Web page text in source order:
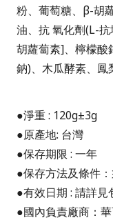
粉、葡萄糖、β-胡
油、抗 氧化劑(L-
胡蘿蔔素]、檸檬酸
鈉)、木瓜酵素、鳳
●淨重: 120g±3g
●原產地: 台灣
●保存期限 : 一年
●保存方法及條件
●有效日期 : 請詳見
●國內負責廠商：